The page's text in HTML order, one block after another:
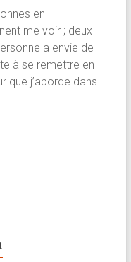
en
me voir ; deux
a envie de
à se remettre en
que j’aborde dans